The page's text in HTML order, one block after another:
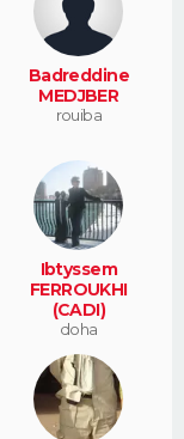
Badreddine
MEDJBER
rouiba
Ibtyssem
FERROUKHI
(CADI)
doha